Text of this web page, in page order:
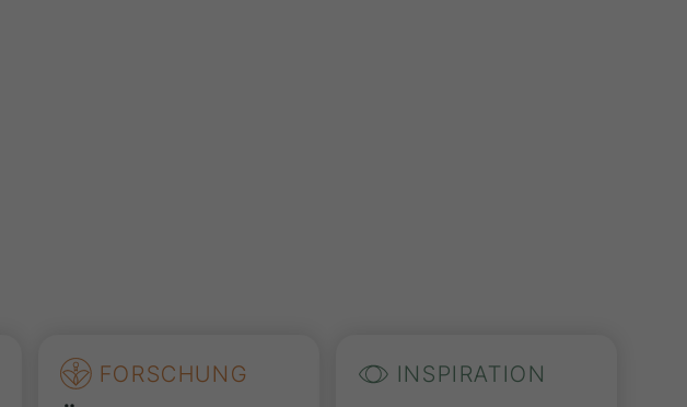
FORSCHUNG INSPIRATION